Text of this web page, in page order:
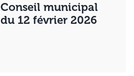
Conseil municipal
du 12 février 2026